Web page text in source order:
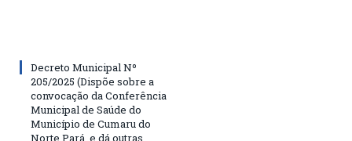
Decreto Municipal Nº
205/2025 (Dispõe sobre a
convocação da Conferência
Municipal de Saúde do
Município de Cumaru do
Norte Pará, e dá outras